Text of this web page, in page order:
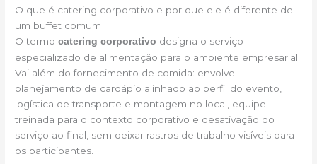
O que é catering corporativo e por que ele é diferente de
um buffet comum
O termocatering corporativo designa o serviço
especializado de alimentação para o ambiente empresarial.
Vai além do fornecimento de comida: envolve
planejamento de cardápio alinhado ao perfil do evento,
logística de transporte e montagem no local, equipe
treinada para o contexto corporativo e desativação do
serviço ao final, sem deixar rastros de trabalho visíveis para
os participantes.